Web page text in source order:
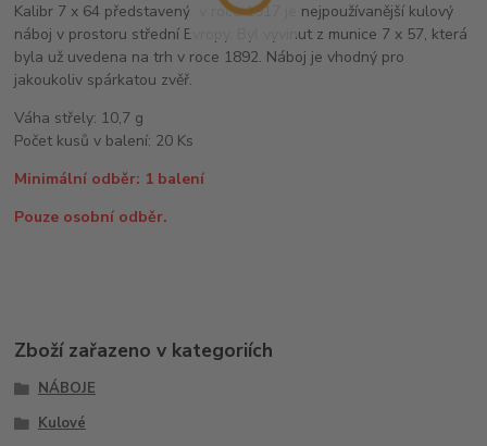
Kalibr 7 x 64 představený v roce 1917 je nejpoužívanější kulový
náboj v prostoru střední Evropy. Byl vyvinut z munice 7 x 57, která
byla už uvedena na trh v roce 1892. Náboj je vhodný pro
jakoukoliv spárkatou zvěř.
Váha střely: 10,7 g
Počet kusů v balení: 20 Ks
Minimální odběr: 1 balení
Pouze osobní odběr.
Zboží zařazeno v kategoriích
NÁBOJE
Kulové